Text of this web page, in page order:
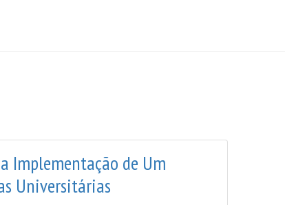
Implementação de Um
Universitárias